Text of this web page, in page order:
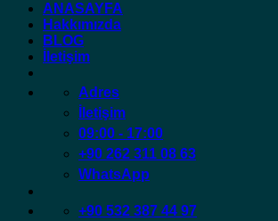
ANASAYFA
Hakkımızda
BLOG
İletişim
Adres
İletişim
09:00 - 17:00
+90 262 311 08 63
WhatsApp
+90 532 387 44 97